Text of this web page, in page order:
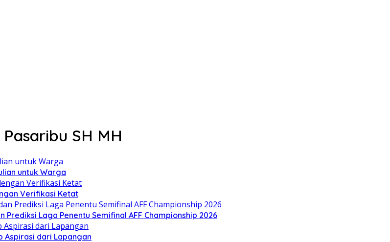
SH MH
untuk Warga
Verifikasi Ketat
Laga Penentu Semifinal AFF Championship 2026
Aspirasi dari Lapangan